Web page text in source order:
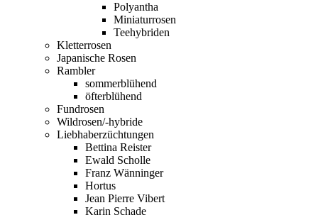
Polyantha
Miniaturrosen
Teehybriden
Kletterrosen
Japanische Rosen
Rambler
sommerblühend
öfterblühend
Fundrosen
Wildrosen/-hybride
Liebhaberzüchtungen
Bettina Reister
Ewald Scholle
Franz Wänninger
Hortus
Jean Pierre Vibert
Karin Schade